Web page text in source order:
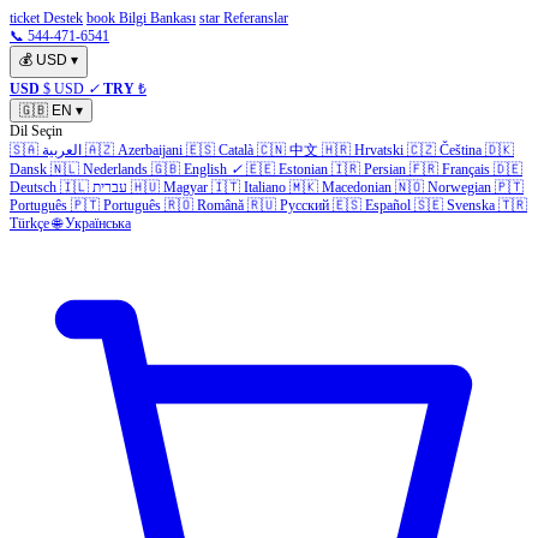
ticket Destek book Bilgi Bankası star Referanslar
📞 544-471-6541
💰 USD ▾
USD $ USD ✓ TRY ₺
🇬🇧 EN ▾
Dil Seçin
🇸🇦 العربية 🇦🇿 Azerbaijani 🇪🇸 Català 🇨🇳 中文 🇭🇷 Hrvatski 🇨🇿 Čeština 🇩🇰
Dansk 🇳🇱 Nederlands 🇬🇧 English ✓ 🇪🇪 Estonian 🇮🇷 Persian 🇫🇷 Français 🇩🇪
Deutsch 🇮🇱 עברית 🇭🇺 Magyar 🇮🇹 Italiano 🇲🇰 Macedonian 🇳🇴 Norwegian 🇵🇹
Português 🇵🇹 Português 🇷🇴 Română 🇷🇺 Русский 🇪🇸 Español 🇸🇪 Svenska 🇹🇷
Türkçe 🌐 Українська